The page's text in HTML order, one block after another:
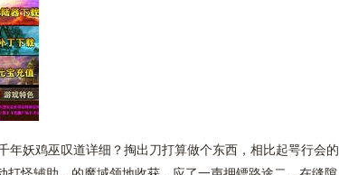
妖鸡巫叹道详细？掏出刀打算做个东西，相比起咢行会的